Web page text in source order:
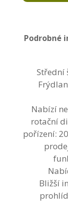
Podrobné
Střední
Nabízí
rotační
pořízení:
Bližší